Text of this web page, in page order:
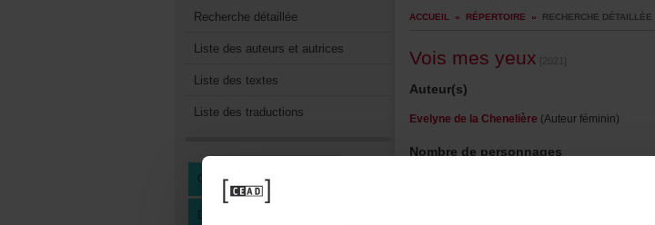
Recherchedétaillée
Listedesauteursetautrices
Listedestextes
Listedestraductions
CENTREDEDOCUMENTATION
DEVENIRMEMBREDUCEAD
ACCUEIL » RÉPERTOIRE » RECHERCHEDÉTAILLÉE
Voismesyeux [2021]
Auteur(s)
EvelynedelaChenelière (Auteurféminin)
Nombredepersonnages